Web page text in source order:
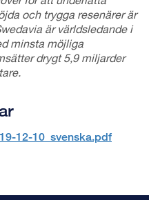
och trygga resenärer är
är världsledande i
minsta möjliga
drygt 5,9 miljarder
12-10_svenska.pdf